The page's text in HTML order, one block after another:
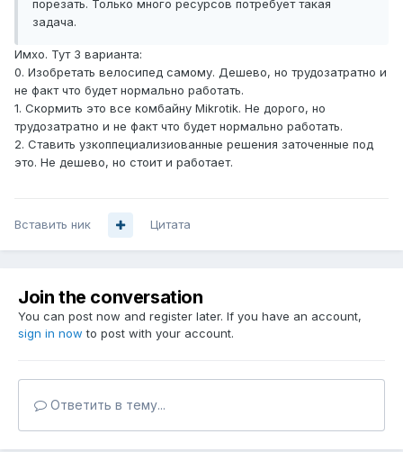
порезать. Только много ресурсов потребует такая
задача.
Имхо. Тут 3 варианта:
0. Изобретать велосипед самому. Дешево, но трудозатратно и
не факт что будет нормально работать.
1. Скормить это все комбайну Mikrotik. Не дорого, но
трудозатратно и не факт что будет нормально работать.
2. Ставить узкоппециализиованные решения заточенные под
это. Не дешево, но стоит и работает.
Вставить ник Цитата
Join the conversation
You can post now and register later. If you have an account,
sign in now to post with your account.
Ответить в тему...